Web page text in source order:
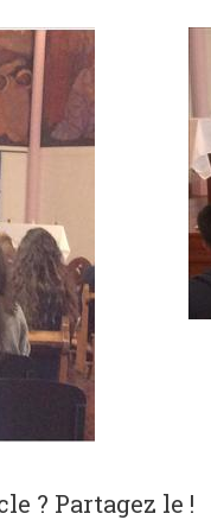
? Partagez le !